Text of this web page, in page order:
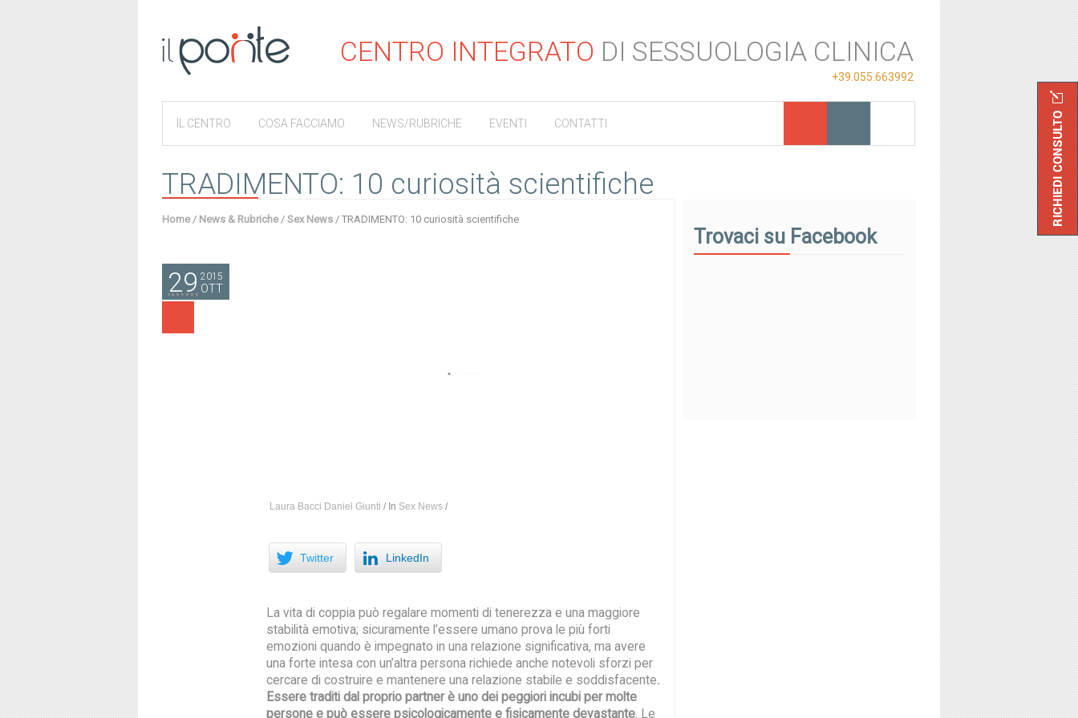
CENTRO INTEGRATO DI SESSUOLOGIA CLINICA
+39.055.663992
IL CENTRO COSA FACCIAMO NEWS/RUBRICHE EVENTI CONTATTI
TRADIMENTO: 10 curiosità scientifiche
Home / News & Rubriche / Sex News / TRADIMENTO: 10 curiosità scientifiche
29 2015
OTT
Laura Bacci Daniel Giunti / In Sex News /
Twitter LinkedIn
La vita di coppia può regalare momenti di tenerezza e una maggiore
stabilità emotiva; sicuramente l’essere umano prova le più forti
emozioni quando è impegnato in una relazione significativa, ma avere
una forte intesa con un’altra persona richiede anche notevoli sforzi per
cercare di costruire e mantenere una relazione stabile e soddisfacente.
Essere traditi dal proprio partner è uno dei peggiori incubi per molte
persone e può essere psicologicamente e fisicamente devastante. Le
Trovaci su Facebook